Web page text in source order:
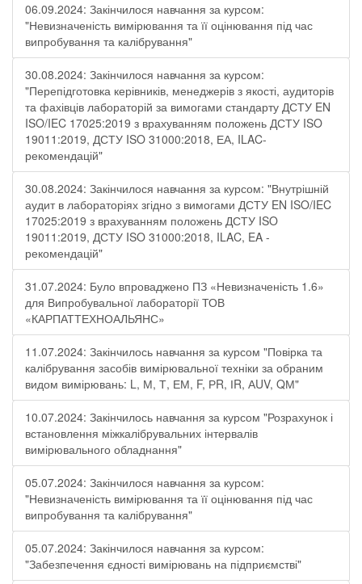
06.09.2024: Закінчилося навчання за курсом:
"Невизначеність вимірювання та її оцінювання під час
випробування та калібрування"
30.08.2024: Закінчилося навчання за курсом:
"Перепідготовка керівників, менеджерів з якості, аудиторів
та фахівців лабораторій за вимогами стандарту ДСТУ EN
ISO/IEC 17025:2019 з врахуванням положень ДСТУ ISO
19011:2019, ДСТУ ISO 31000:2018, ЕА, ILAC-
рекомендацій"
30.08.2024: Закінчилося навчання за курсом: "Внутрішній
аудит в лабораторіях згідно з вимогами ДСТУ EN ISO/IEC
17025:2019 з врахуванням положень ДСТУ ISO
19011:2019, ДСТУ ISO 31000:2018, ILAC, EA -
рекомендацій"
31.07.2024: Було впроваджено ПЗ «Невизначеність 1.6»
для Випробувальної лабораторії ТОВ
«КАРПАТТЕХНОАЛЬЯНС»
11.07.2024: Закінчилось навчання за курсом "Повірка та
калібрування засобів вимірювальної техніки за обраним
видом вимірювань: L, М, Т, ЕМ, F, РR, ІR, АUV, QМ"
10.07.2024: Закінчилось навчання за курсом "Розрахунок і
встановлення міжкалібрувальних інтервалів
вимірювального обладнання"
05.07.2024: Закінчилося навчання за курсом:
"Невизначеність вимірювання та її оцінювання під час
випробування та калібрування"
05.07.2024: Закінчилося навчання за курсом:
"Забезпечення єдності вимірювань на підприємстві"